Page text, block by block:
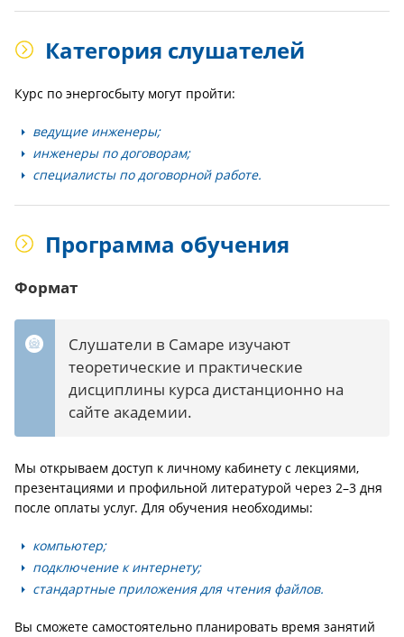
Категория слушателей
Курс по энергосбыту могут пройти:
ведущие инженеры;
инженеры по договорам;
специалисты по договорной работе.
Программа обучения
Формат
Слушатели в Самаре изучают
теоретические и практические
дисциплины курса дистанционно на
сайте академии.
Мы открываем доступ к личному кабинету с лекциями,
презентациями и профильной литературой через 2–3 дня
после оплаты услуг. Для обучения необходимы:
компьютер;
подключение к интернету;
стандартные приложения для чтения файлов.
Вы сможете самостоятельно планировать время занятий